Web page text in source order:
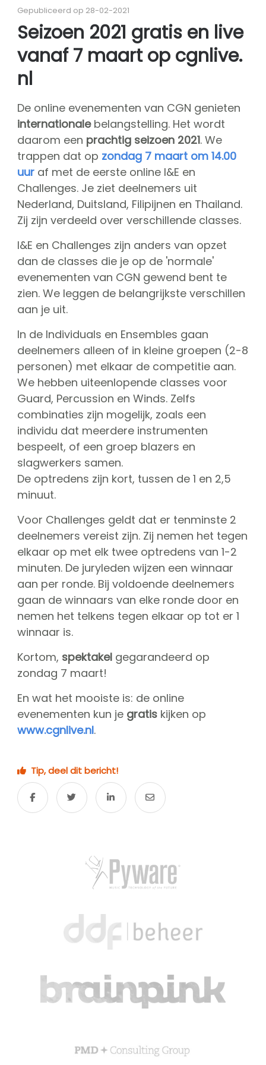
Missie, visie & kernwaarden
Vrienden van CGN
Vrijwilligers
CGN bestuur
Dedication award
kaartverkoop
Sponsoren
shop
CGNcompetitie
Seizoen contests
Seizoen programma's
CGN Champions
CGN fonds 2020
Contact
English
(0)
Account
Gepubliceerd op 28-02-2021
Seizoen 2021 gratis en live
vanaf 7 maart op cgnlive.
nl
De online evenementen van CGN genieten
internationale belangstelling. Het wordt
daarom een prachtig seizoen 2021. We
trappen dat op zondag 7 maart om 14.00
uuraf met de eerste online I&E en
Challenges. Je ziet deelnemers uit
Nederland, Duitsland, Filipijnen en Thailand.
Zij zijn verdeeld over verschillende classes.
I&E en Challenges zijn anders van opzet
dan de classes die je op de 'normale'
evenementen van CGN gewend bent te
zien. We leggen de belangrijkste verschillen
aan je uit.
In de Individuals en Ensembles gaan
deelnemers alleen of in kleine groepen (2-8
personen) met elkaar de competitie aan.
We hebben uiteenlopende classes voor
Guard, Percussion en Winds. Zelfs
combinaties zijn mogelijk, zoals een
individu dat meerdere instrumenten
bespeelt, of een groep blazers en
slagwerkers samen.
De optredens zijn kort, tussen de 1 en 2,5
minuut.
Voor Challenges geldt dat er tenminste 2
deelnemers vereist zijn. Zij nemen het tegen
elkaar op met elk twee optredens van 1-2
minuten. De juryleden wijzen een winnaar
aan per ronde. Bij voldoende deelnemers
gaan de winnaars van elke ronde door en
nemen het telkens tegen elkaar op tot er 1
winnaar is.
Kortom, spektakel gegarandeerd op
zondag 7 maart!
En wat het mooiste is: de online
evenementen kun je gratis kijken op
www.cgnlive.nl.
Tip, deel dit bericht!